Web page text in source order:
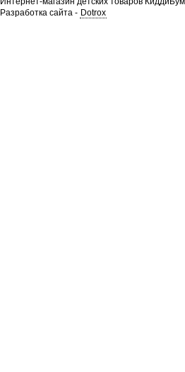
Разработка сайта - Dotrox